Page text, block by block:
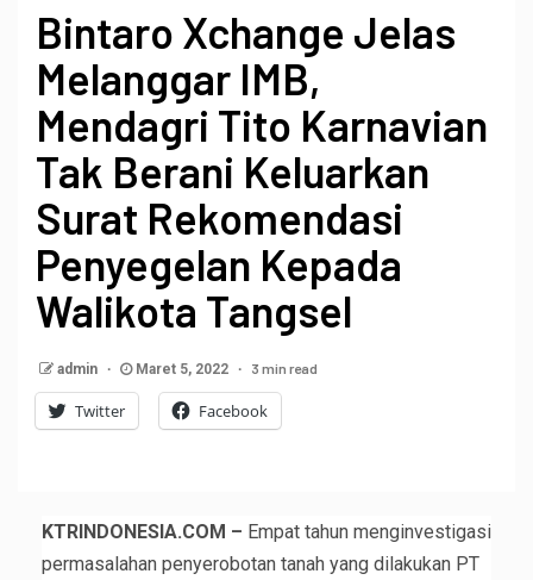
Bintaro Xchange Jelas
Melanggar IMB,
Mendagri Tito Karnavian
Tak Berani Keluarkan
Surat Rekomendasi
Penyegelan Kepada
Walikota Tangsel
admin Maret 5, 2022 3 min read
Twitter Facebook
KTRINDONESIA.COM – Empat tahun menginvestigasi
permasalahan penyerobotan tanah yang dilakukan PT